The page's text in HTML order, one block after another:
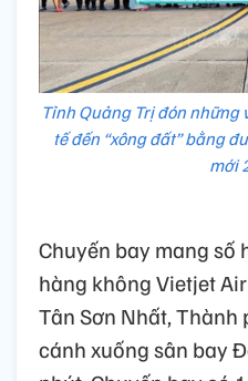
Tỉnh Quảng Trị đón
tế đến “xông đất” bằng
mới
Chuyến bay mang số
hàng không Vietjet
Tân Sơn Nhất, Thành
cánh xuống sân bay